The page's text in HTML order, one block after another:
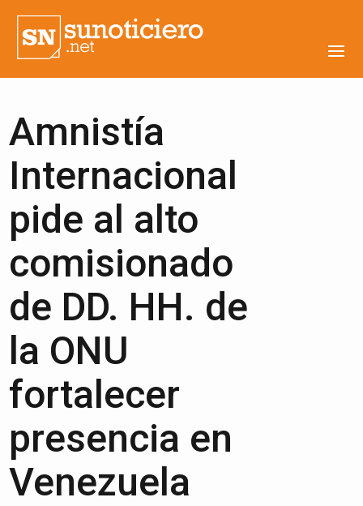
Amnistía
Internacional
pide al alto
comisionado
de DD. HH. de
la ONU
fortalecer
presencia en
Venezuela